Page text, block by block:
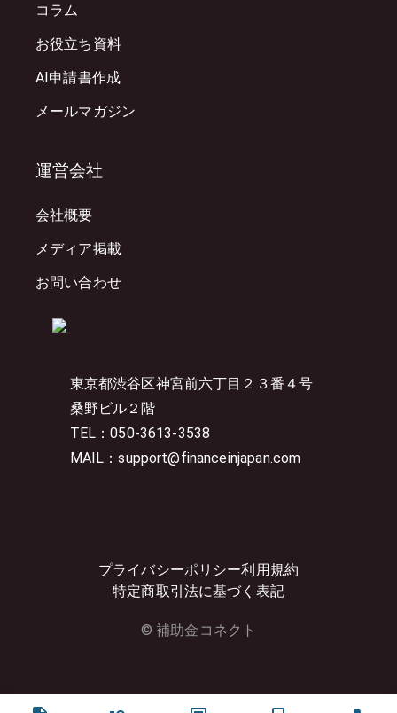
東京都渋谷区神宮前六丁目２３番４号
桑野ビル２階
TEL：050-3613-3538
MAIL：support@financeinjapan.com
プライバシーポリシー利用規約
特定商取引法に基づく表記
© 補助金コネクト
コラム
お役立ち資料
AI申請書作成
メールマガジン
運営会社
会社概要
メディア掲載
お問い合わせ